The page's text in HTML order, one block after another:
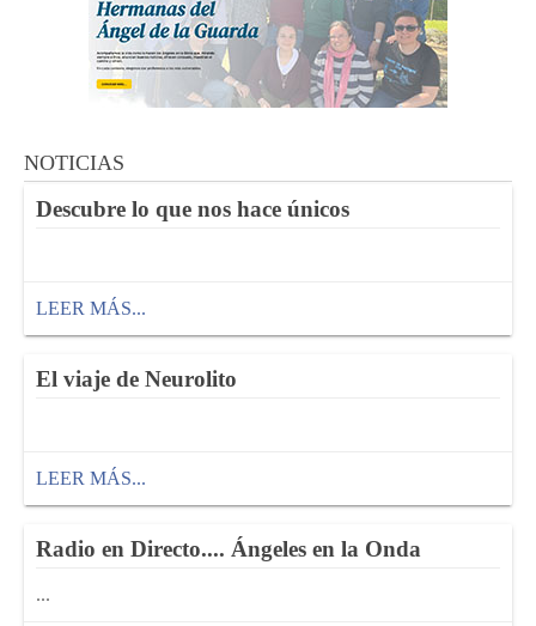
NOTICIAS
Descubre lo que nos hace únicos
LEER MÁS...
El viaje de Neurolito
LEER MÁS...
Radio en Directo.... Ángeles en la Onda
...